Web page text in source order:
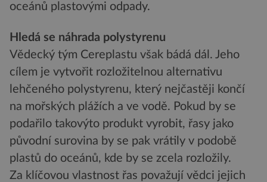
oceánů plastovými odpady.
Hledá se náhrada polystyrenu
Vědecký tým Cereplastu však bádá dál. Jeho
cílem je vytvořit rozložitelnou alternativu
lehčeného polystyrenu, který nejčastěji končí
na mořských plážích a ve vodě. Pokud by se
podařilo takovýto produkt vyrobit, řasy jako
původní surovina by se pak vrátily v podobě
plastů do oceánů, kde by se zcela rozložily.
Za klíčovou vlastnost řas považují vědci jejich